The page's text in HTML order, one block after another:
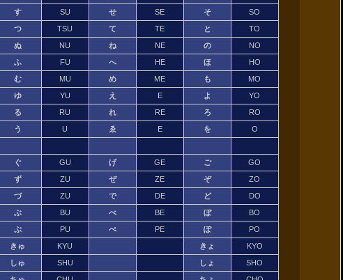
す SU せ SE そ
SO
つ TSU て TE と
TO
ぬ NU ね NE の
NO
ふ FU へ HE ほ
HO
む MU め ME も
MO
ゆ YU え E よ
YO
る RU れ RE ろ
RO
う U ゑ E を
O
ぐ GU げ GE ご
GO
ず ZU ぜ ZE ぞ
ZO
づ ZU で DE ど
DO
ぶ BU べ BE ぼ
BO
ぷ PU ぺ PE ぽ
PO
きゅ KYU きょ
KYO
しゅ SHU しょ
SHO